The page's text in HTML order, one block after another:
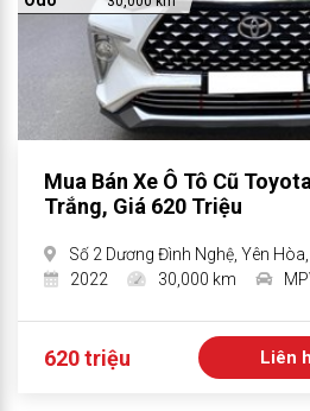
Mua Bán Xe Ô Tô Cũ
Trắng, Giá 620 Triệu
Số 2 Dương Đình Nghệ, Yên
2022
30,000 km
620 triệu Liên